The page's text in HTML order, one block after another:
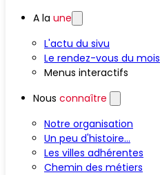
A la une
L'actu du sivu
Le rendez-vous du mois
Menus interactifs
Nous connaître
Notre organisation
Un peu d'histoire...
Les villes adhérentes
Chemin des métiers